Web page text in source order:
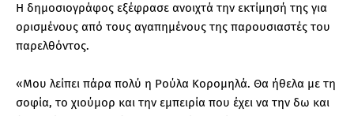
Η δημοσιογράφος εξέφρασε ανοιχτά την εκτίμησή της για
ορισμένους από τους αγαπημένους της παρουσιαστές του
παρελθόντος.
«Μου λείπει πάρα πολύ η Ρούλα Κορομηλά. Θα ήθελα με τη
σοφία, το χιούμορ και την εμπειρία που έχει να την δω και